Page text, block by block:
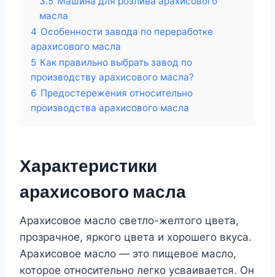
масла
4 Особенности завода по переработке
арахисового масла
5 Как правильно выбрать завод по
производству арахисового масла?
6 Предостережения относительно
производства арахисового масла
Характеристики
арахисового масла
Арахисовое масло светло-желтого цвета,
прозрачное, яркого цвета и хорошего вкуса.
Арахисовое масло — это пищевое масло,
которое относительно легко усваивается. Он